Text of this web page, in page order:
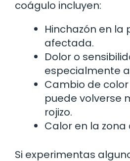
coágulo incluyen:
Hinchazón en la
afectada.
Dolor o
especialmente
Cambio de
puede volverse
rojizo.
Calor en la
Si experimentas